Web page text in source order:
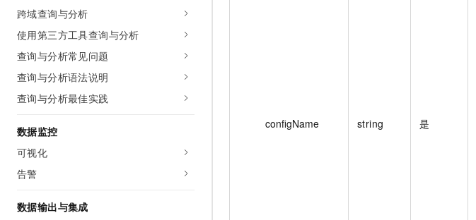
跨域查询与分析
使用第三方工具查询与分析
查询与分析常见问题
查询与分析语法说明
查询与分析最佳实践
数据监控
可视化
告警
数据输出与集成
configName string 是